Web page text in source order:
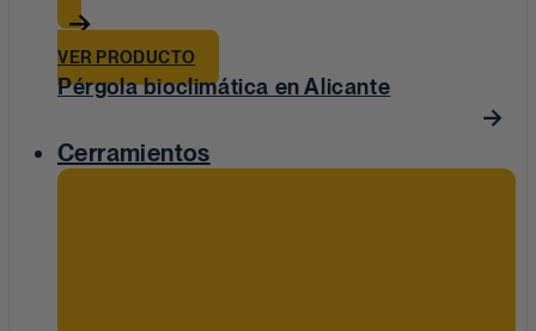
VER PRODUCTO
Pérgola bioclimática en Alicante
Cerramientos